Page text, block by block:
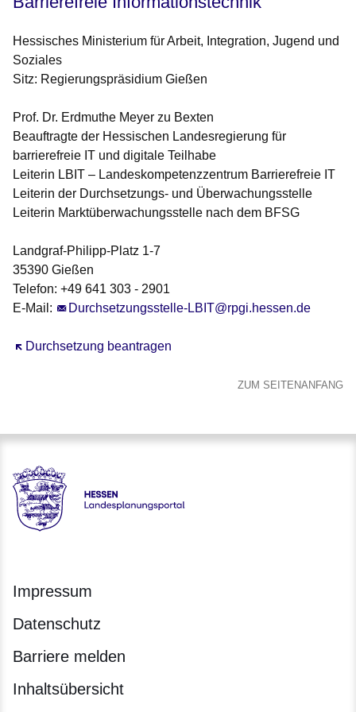
Hessisches Ministerium für Arbeit, Integration, Jugend und
Soziales
Sitz: Regierungspräsidium Gießen
Prof. Dr. Erdmuthe Meyer zu Bexten
Beauftragte der Hessischen Landesregierung für
barrierefreie IT und digitale Teilhabe
Leiterin LBIT – Landeskompetenzzentrum Barrierefreie IT
Leiterin der Durchsetzungs- und Überwachungsstelle
Leiterin Marktüberwachungsstelle nach dem BFSG
Landgraf-Philipp-Platz 1-7
35390 Gießen
Telefon: +49 641 303 - 2901
E-Mail:
Durchsetzungsstelle-LBIT@rpgi.hessen.de
Durchsetzung beantragen
Öffnet sich in einem neuen Fenster
ZUM SEITENANFANG
Hessen - Landesplanungsportal
Impressum
Datenschutz
Barriere melden
Inhaltsübersicht